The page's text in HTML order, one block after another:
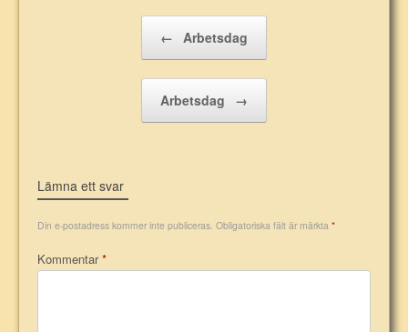
← Arbetsdag
Arbetsdag →
Lämna ett svar
Din e-postadress kommer inte publiceras. Obligatoriska fält är märkta *
Kommentar*